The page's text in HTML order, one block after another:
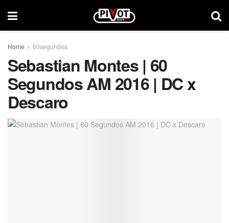
Home 60segundos
Sebastian Montes | 60
Segundos AM 2016 | DC x
Descaro